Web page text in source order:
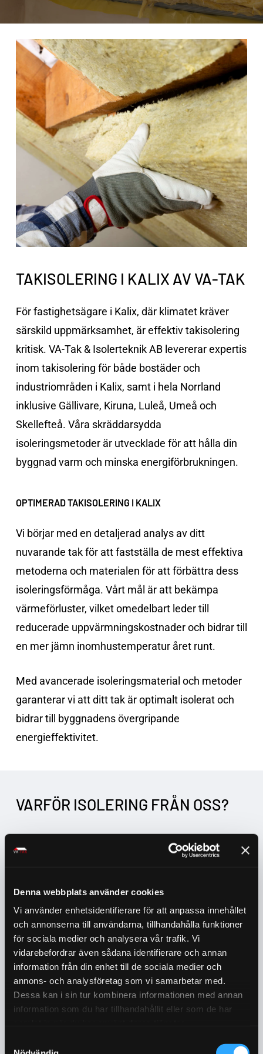
Denna webbplats använder cookies
Vi använder enhetsidentifierare för att anpassa innehållet
och annonserna till användarna, tillhandahålla funktioner
för sociala medier och analysera vår trafik. Vi
vidarebefordrar även sådana identifierare och annan
information från din enhet till de sociala medier och
annons- och analysföretag som vi samarbetar med.
Dessa kan i sin tur kombinera informationen med annan
information som du har tillhandahållit eller som de har
TAKISOLERING I KALIX AV VA-TAK
För fastighetsägare i Kalix, där klimatet kräver
särskild uppmärksamhet, är effektiv takisolering
kritisk. VA-Tak & Isolerteknik AB levererar expertis
inom takisolering för både bostäder och
industriområden i Kalix, samt i hela Norrland
inklusive Gällivare, Kiruna, Luleå, Umeå och
Skellefteå. Våra skräddarsydda
isoleringsmetoder är utvecklade för att hålla din
byggnad varm och minska energiförbrukningen.
OPTIMERAD TAKISOLERING I KALIX
Vi börjar med en detaljerad analys av ditt
nuvarande tak för att fastställa de mest effektiva
metoderna och materialen för att förbättra dess
isoleringsförmåga. Vårt mål är att bekämpa
värmeförluster, vilket omedelbart leder till
reducerade uppvärmningskostnader och bidrar till
en mer jämn inomhustemperatur året runt.
Med avancerade isoleringsmaterial och metoder
garanterar vi att ditt tak är optimalt isolerat och
bidrar till byggnadens övergripande
energieffektivitet.
VARFÖR ISOLERING FRÅN OSS?
Våra
isoleringsstrategier är specialdesignade för
klimatet i Norrland innebär.
Förhöjd Energieffektivitet: Genom att
förbättra värmehållning och minimera
värmeläckage, hjälper vi dig att sänka dina
energikostnader.
Långsiktigt Skydd:Vår isolering ger inte bara
förbättrad komfort utan skyddar även ditt
taks struktur från fukt och mögel, vilket